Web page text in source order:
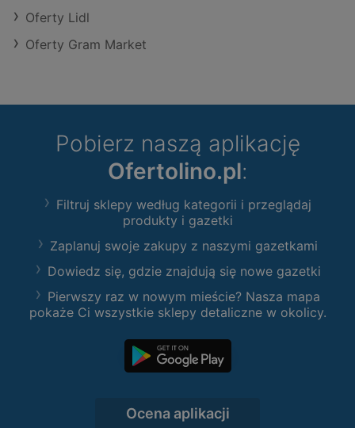
Oferty Lidl
Oferty Gram Market
Pobierz naszą aplikację
Ofertolino.pl:
Filtruj sklepy według kategorii i przeglądaj
produkty i gazetki
Zaplanuj swoje zakupy z naszymi gazetkami
Dowiedz się, gdzie znajdują się nowe gazetki
Pierwszy raz w nowym mieście? Nasza mapa
pokaże Ci wszystkie sklepy detaliczne w okolicy.
Ocena aplikacji